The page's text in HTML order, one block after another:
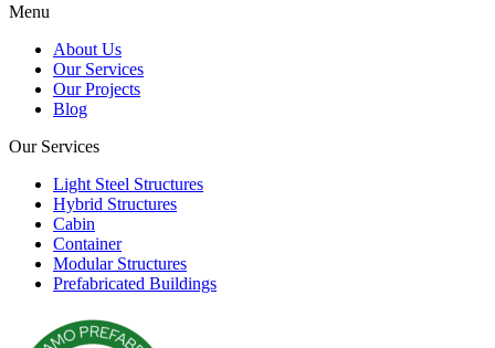
Menu
About Us
Our Services
Our Projects
Blog
Our Services
Light Steel Structures
Hybrid Structures
Cabin
Container
Modular Structures
Prefabricated Buildings